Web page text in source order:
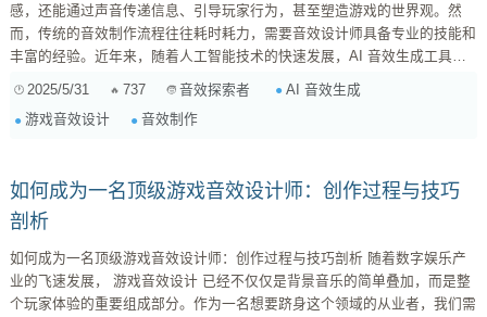
感，还能通过声音传递信息、引导玩家行为，甚至塑造游戏的世界观。然
而，传统的音效制作流程往往耗时耗力，需要音效设计师具备专业的技能和
丰富的经验。近年来，随着人工智能技术的快速发展，AI 音效生成工具逐
地审视 AI 音效生成工具的局限性，以便更好地将其应用于实际项目中。那
么，AI 音效生成工具在游戏音效设计中究竟有哪些优势和局限性？我们又
2025/5/31 737 音效探索者
AI 音效生成
游戏音效设计
音效制作
如何成为一名顶级游戏音效设计师：创作过程与技巧
剖析
如何成为一名顶级游戏音效设计师：创作过程与技巧剖析 随着数字娱乐产
业的飞速发展， 游戏音效设计 已经不仅仅是背景音乐的简单叠加，而是整
个玩家体验的重要组成部分。作为一名想要跻身这个领域的从业者，我们需